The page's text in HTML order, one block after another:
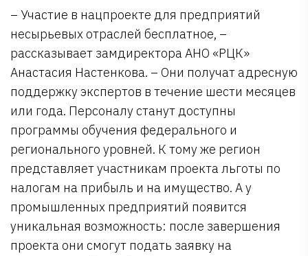
– Участие в нацпроекте для предприятий
несырьевых отраслей бесплатное, –
рассказывает замдиректора АНО «РЦК»
Анастасия Настенкова. – Они получат адресную
поддержку экспертов в течение шести месяцев
или года. Персоналу станут доступны
программы обучения федерального и
регионального уровней. К тому же регион
представляет участникам проекта льготы по
налогам на прибыль и на имущество. А у
промышленных предприятий появится
уникальная возможность: после завершения
проекта они смогут подать заявку на